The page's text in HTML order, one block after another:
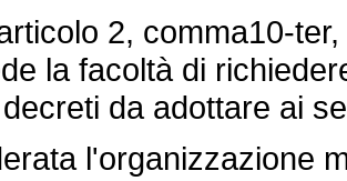
2, comma10-
la facoltà di
da adottare ai
l'organizzazione